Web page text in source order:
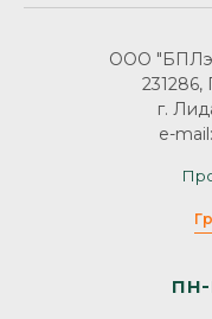
ООО
231286,
г.
e-